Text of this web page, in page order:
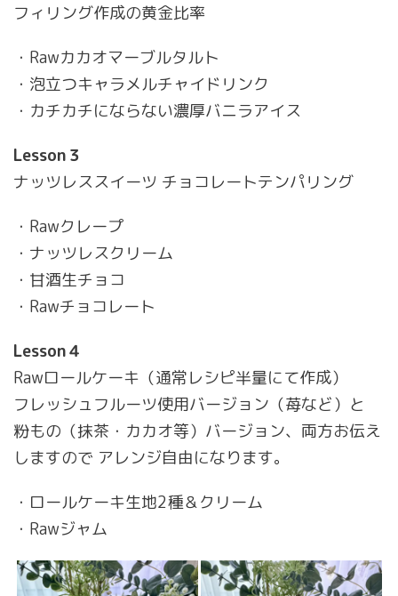
フィリング作成の黄金比率
・Rawカカオマーブルタルト
・泡立つキャラメルチャイドリンク
・カチカチにならない濃厚バニラアイス
Lesson３
ナッツレススイーツ チョコレートテンパリング
・Rawクレープ
・ナッツレスクリーム
・甘酒生チョコ
・Rawチョコレート
Lesson４
Rawロールケーキ（通常レシピ半量にて作成）
フレッシュフルーツ使用バージョン（苺など）と
粉もの（抹茶・カカオ等）バージョン、両方お伝え
しますので アレンジ自由になります。
・ロールケーキ生地2種＆クリーム
・Rawジャム